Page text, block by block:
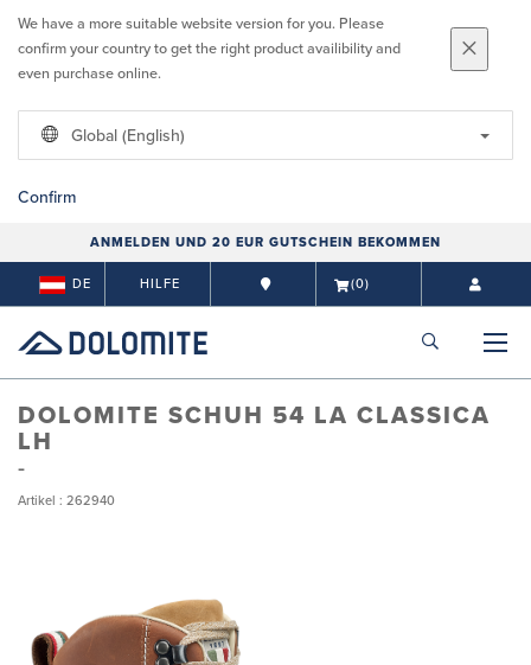
We have a more suitable website version for you. Please
confirm your country to get the right product availibility and
even purchase online.
Global (English)
Confirm
ANMELDEN UND 20 EUR GUTSCHEIN BEKOMMEN
DE HILFE (0)
DOLOMITE SCHUH 54 LA CLASSICA
LH
Artikel : 262940